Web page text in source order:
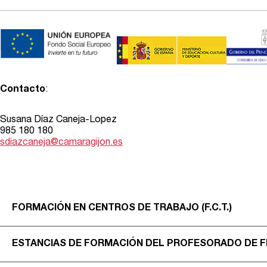
Contacto:
Susana Díaz Caneja-Lopez
985 180 180
sdiazcaneja@camaragijon.es
FORMACIÓN EN CENTROS DE TRABAJO (F.C.T.)
ESTANCIAS DE FORMACIÓN DEL PROFESORADO DE